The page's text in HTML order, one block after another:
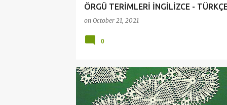
ÖRGÜ TERİMLERİ İNGİLİZCE -
on October 21, 2021
0
ÇEYİZLİK DANTELLER CROCHET DANTELLER
OVAL DANTEL MODELLERİ